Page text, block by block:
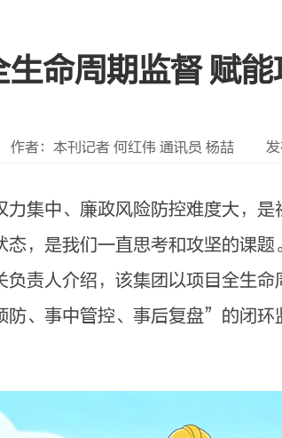
生命周期监督 赋
作者：本刊记者 何红伟 通讯员 杨喆
集中、廉政风险防控难度大，是
态，是我们一直思考和攻坚的课
负责人介绍，该集团以项目全生
、事中管控、事后复盘”的闭环